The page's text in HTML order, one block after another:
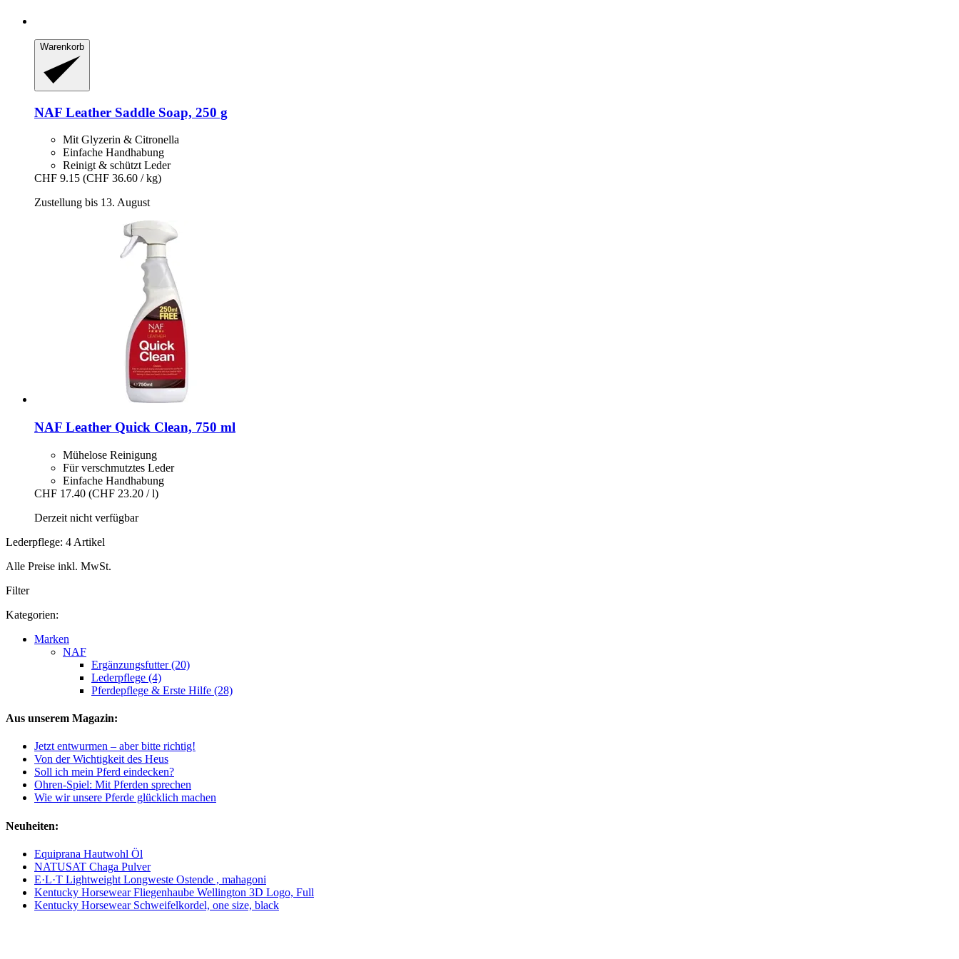
Warenkorb
NAF Leather Saddle Soap, 250 g
Mit Glyzerin & Citronella
Einfache Handhabung
Reinigt & schützt Leder
CHF 9.15 (CHF 36.60 / kg)
Zustellung bis 13. August
NAF Leather Quick Clean, 750 ml
Mühelose Reinigung
Für verschmutztes Leder
Einfache Handhabung
CHF 17.40 (CHF 23.20 / l)
Derzeit nicht verfügbar
Lederpflege: 4 Artikel
Alle Preise inkl. MwSt.
Filter
Kategorien:
Marken
NAF
Ergänzungsfutter (20)
Lederpflege (4)
Pferdepflege & Erste Hilfe (28)
Aus unserem Magazin:
Jetzt entwurmen – aber bitte richtig!
Von der Wichtigkeit des Heus
Soll ich mein Pferd eindecken?
Ohren-Spiel: Mit Pferden sprechen
Wie wir unsere Pferde glücklich machen
Neuheiten:
Equiprana Hautwohl Öl
NATUSAT Chaga Pulver
E·L·T Lightweight Longweste Ostende , mahagoni
Kentucky Horsewear Fliegenhaube Wellington 3D Logo, Full
Kentucky Horsewear Schweifelkordel, one size, black